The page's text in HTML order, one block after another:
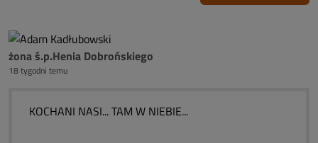
żona ś.p.Henia Dobrońskiego
18 tygodni temu
KOCHANI NASI... TAM W NIEBIE...